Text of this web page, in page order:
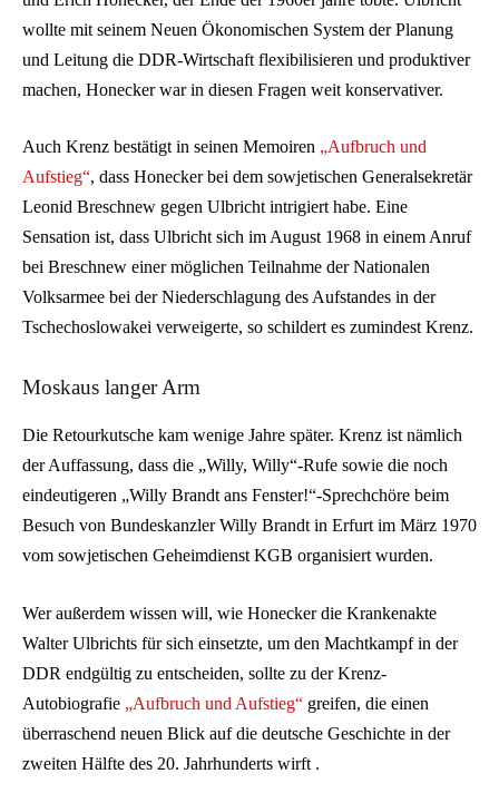
wollte mit seinem Neuen Ökonomischen System der Planung
und Leitung die DDR-Wirtschaft flexibilisieren und produktiver
machen, Honecker war in diesen Fragen weit konservativer.
Auch Krenz bestätigt in seinen Memoiren „Aufbruch und
Aufstieg“, dass Honecker bei dem sowjetischen Generalsekretär
Leonid Breschnew gegen Ulbricht intrigiert habe. Eine
Sensation ist, dass Ulbricht sich im August 1968 in einem Anruf
bei Breschnew einer möglichen Teilnahme der Nationalen
Volksarmee bei der Niederschlagung des Aufstandes in der
Tschechoslowakei verweigerte, so schildert es zumindest Krenz.
Moskaus langer Arm
Die Retourkutsche kam wenige Jahre später. Krenz ist nämlich
der Auffassung, dass die „Willy, Willy“-Rufe sowie die noch
eindeutigeren „Willy Brandt ans Fenster!“-Sprechchöre beim
Besuch von Bundeskanzler Willy Brandt in Erfurt im März 1970
vom sowjetischen Geheimdienst KGB organisiert wurden.
Wer außerdem wissen will, wie Honecker die Krankenakte
Walter Ulbrichts für sich einsetzte, um den Machtkampf in der
DDR endgültig zu entscheiden, sollte zu der Krenz-
Autobiografie „Aufbruch und Aufstieg“ greifen, die einen
überraschend neuen Blick auf die deutsche Geschichte in der
zweiten Hälfte des 20. Jahrhunderts wirft .